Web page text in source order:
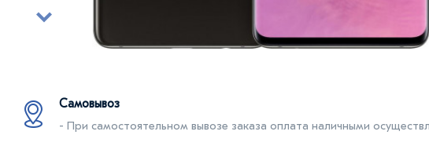
Самовывоз
- При самостоятельном вывозе заказа оплата наличными